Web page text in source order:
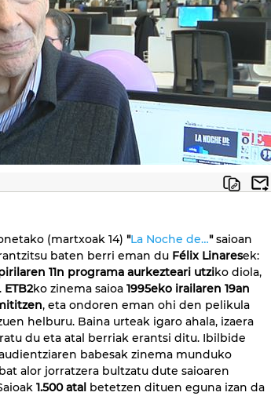
(martxoak 14) "La Noche de…"saioan
baten berri eman du Félix Linaresek:
11n programa aurkezteari utziko diola,
ETB2ko zinema saioa 1995eko irailaren 19an
, eta ondoren eman ohi den pelikula
helburu. Baina urteak igaro ahala, izaera
du eta atal berriak erantsi ditu. Ibilbide
babesak zinema munduko
alor jorratzera bultzatu dute saioaren
1.500 atal betetzen dituen eguna izan da